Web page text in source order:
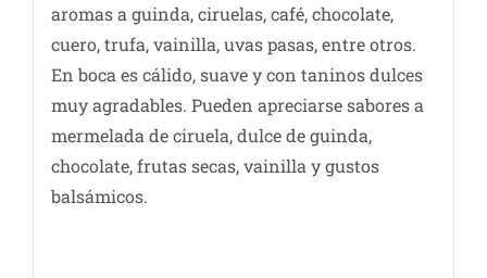
aromas a guinda, ciruelas, café, chocolate,
cuero, trufa, vainilla, uvas pasas, entre otros.
En boca es cálido, suave y con taninos dulces
muy agradables. Pueden apreciarse sabores a
mermelada de ciruela, dulce de guinda,
chocolate, frutas secas, vainilla y gustos
balsámicos.